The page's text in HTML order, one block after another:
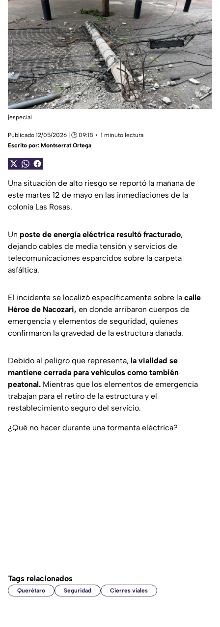
|especial
Publicado 12/05/2026 | 🕑 09:18
1 minuto lectura
Escrito por: Montserrat Ortega
Una situación de alto riesgo se reportó la mañana de
este martes 12 de mayo en las inmediaciones de la
colonia Las Rosas.
Un poste de energía eléctrica resultó fracturado,
dejando cables de media tensión y servicios de
telecomunicaciones esparcidos sobre la carpeta
asfáltica.
El incidente se localizó específicamente sobre la calle
Héroe de Nacozari, en donde arribaron cuerpos de
emergencia y elementos de seguridad, quienes
confirmaron la gravedad de la estructura dañada.
Debido al peligro que representa, la vialidad se
mantiene cerrada para vehículos como también
peatonal. Mientras que los elementos de emergencia
trabajan para el retiro de la estructura y el
restablecimiento seguro del servicio.
¿Qué no hacer durante una tormenta eléctrica?
Tags relacionados
Querétaro Seguridad Cierres viales